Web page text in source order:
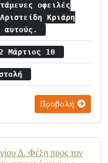
οφειλές
Κριάρη
αυτούς.
Μάρτιος 10
Προβολή
Δ. Φέξη προς τον